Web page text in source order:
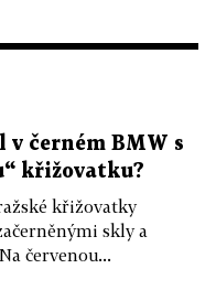
v černém BMW s
křižovatku?
křižovatky
skly a
červenou...